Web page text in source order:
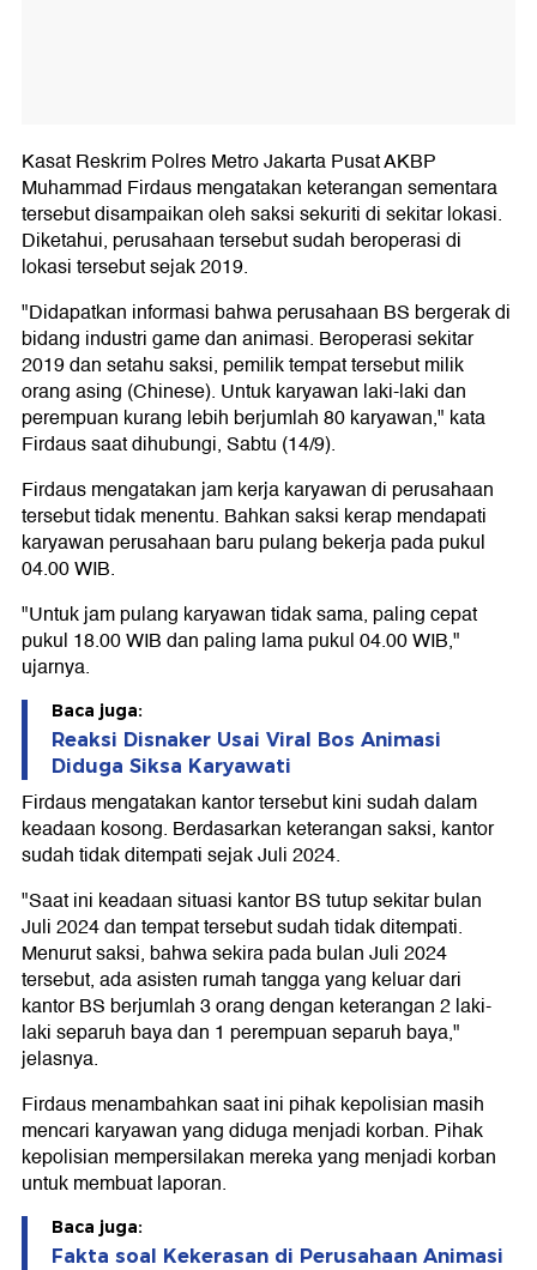
Kasat Reskrim Polres Metro Jakarta Pusat AKBP
Muhammad Firdaus mengatakan keterangan sementara
tersebut disampaikan oleh saksi sekuriti di sekitar lokasi.
Diketahui, perusahaan tersebut sudah beroperasi di
lokasi tersebut sejak 2019.
"Didapatkan informasi bahwa perusahaan BS bergerak di
bidang industri game dan animasi. Beroperasi sekitar
2019 dan setahu saksi, pemilik tempat tersebut milik
orang asing (Chinese). Untuk karyawan laki-laki dan
perempuan kurang lebih berjumlah 80 karyawan," kata
Firdaus saat dihubungi, Sabtu (14/9).
Firdaus mengatakan jam kerja karyawan di perusahaan
tersebut tidak menentu. Bahkan saksi kerap mendapati
karyawan perusahaan baru pulang bekerja pada pukul
04.00 WIB.
"Untuk jam pulang karyawan tidak sama, paling cepat
pukul 18.00 WIB dan paling lama pukul 04.00 WIB,"
ujarnya.
Baca juga:
Reaksi Disnaker Usai Viral Bos Animasi
Diduga Siksa Karyawati
Firdaus mengatakan kantor tersebut kini sudah dalam
keadaan kosong. Berdasarkan keterangan saksi, kantor
sudah tidak ditempati sejak Juli 2024.
"Saat ini keadaan situasi kantor BS tutup sekitar bulan
Juli 2024 dan tempat tersebut sudah tidak ditempati.
Menurut saksi, bahwa sekira pada bulan Juli 2024
tersebut, ada asisten rumah tangga yang keluar dari
kantor BS berjumlah 3 orang dengan keterangan 2 laki-
laki separuh baya dan 1 perempuan separuh baya,"
jelasnya.
Firdaus menambahkan saat ini pihak kepolisian masih
mencari karyawan yang diduga menjadi korban. Pihak
kepolisian mempersilakan mereka yang menjadi korban
untuk membuat laporan.
Baca juga:
Fakta soal Kekerasan di Perusahaan Animasi